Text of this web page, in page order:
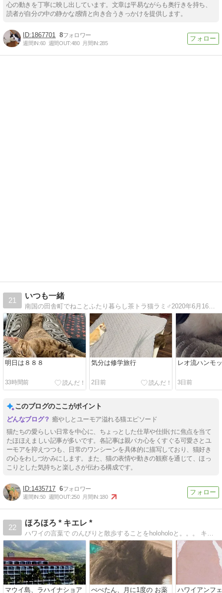
心の動きを丁寧に映し出しています。文章は平易ながらも奥行きを持ち、
読者が自分の中の静かな感情と向き合うきっかけを提供します。
1867701 8
週間IN:60 週間OUT:480 月間IN:285
21
いつも一緒
南国の田舎町でねことふたり暮らし茶トラ猫ラミ♂2020年6月16日 10才半でお空へお引越しキジトラ猫ルーク♂2020年8月8日 4ヶ月で保護猫からうちの子になりました
明日は８８８
33時間前
気分は修学旅行
2日前
レオ流ハンモ
3日前
このブログのここがポイント
癒やしとユーモア溢れる猫エピソード
猫たちの愛らしい日常を中心に、ちょっとした仕草や仕掛けに焦点を当て
たほほえましい記事が多いです。各記事は親バカ心をくすぐる可愛さとユ
ーモアを抑えつつも、日常のワンシーンを具体的に描写しており、猫好き
の心をわしづかみにします。また、猫の表情や動きの観察を通じて、ほっ
こりとした気持ちと楽しさが伝わる構成です。
1435717 6
週間IN:50 週間OUT:250 月間IN:180
22
ほろほろ * キエレ *
ハワイの言葉で のんびりと散歩することをholoholoと。。。 キエレは薫り高いガーデニアの花 人生を日々の散歩のように…
マウイ島、ラハイナショア べべたん、月に1度の お薬 ハワイアンフ